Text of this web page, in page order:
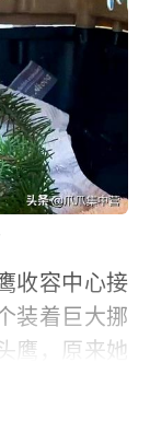
收容中心接
装着巨大挪
鹰，原来她
他们在检查
快联系了收